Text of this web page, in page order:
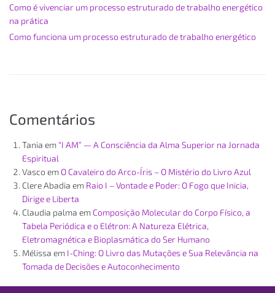
Como é vivenciar um processo estruturado de trabalho energético
na prática
Como funciona um processo estruturado de trabalho energético
Comentários
Tania em “I AM” — A Consciência da Alma Superior na Jornada
Espiritual
Vasco em O Cavaleiro do Arco-Íris – O Mistério do Livro Azul
Clere Abadia em Raio I – Vontade e Poder: O Fogo que Inicia,
Dirige e Liberta
Claudia palma em Composição Molecular do Corpo Físico, a
Tabela Periódica e o Elétron: A Natureza Elétrica,
Eletromagnética e Bioplasmática do Ser Humano
Mélissa em I-Ching: O Livro das Mutações e Sua Relevância na
Tomada de Decisões e Autoconhecimento